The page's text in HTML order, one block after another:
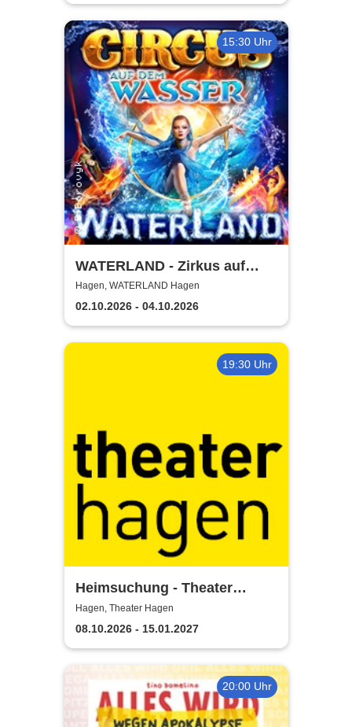
15:30 Uhr
WATERLAND - Zirkus auf
dem Wasser | Hagen
Hagen, WATERLAND Hagen
02.10.2026 - 04.10.2026
19:30 Uhr
Heimsuchung - Theater
Hagen
Hagen, Theater Hagen
08.10.2026 - 15.01.2027
20:00 Uhr